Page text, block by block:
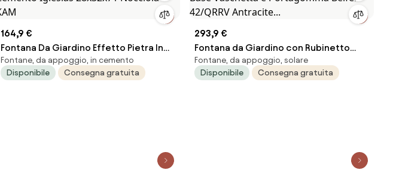
164,9 €
Fontana Da Giardino Effetto Pietra In
Cemento Iglesias 28x32x71 Nocciola
KAM
Fontane, da appoggio, in cemento
Disponibile
Consegna gratuita
293,9 €
Fontana da Giardino con Rubinetto
Base Vaschetta e Portagomma Belfer
42/QRRV Antracite...
Fontane, da appoggio, solare
Disponibile
Consegna gratuita